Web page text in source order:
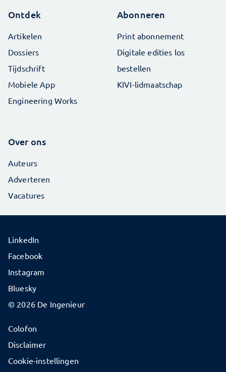
Ontdek
Artikelen
Dossiers
Tijdschrift
Mobiele App
Engineering Works
Abonneren
Print abonnement
Digitale edities los
bestellen
KIVI-lidmaatschap
Over ons
Auteurs
Adverteren
Vacatures
© 2026 De Ingenieur
Colofon
Disclaimer
Cookie-instellingen
LinkedIn
Facebook
Instagram
Bluesky